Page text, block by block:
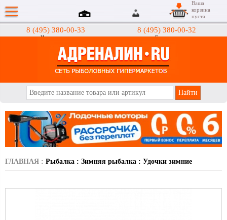
8 (495) 380-00-33
Интернет-магазин
8 (495) 380-00-32
Гипермаркеты
Ваша
корзина
пуста
ГЛАВНАЯ : Рыбалка : Зимняя рыбалка : Удочки зимние